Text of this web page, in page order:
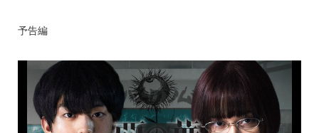
予告編